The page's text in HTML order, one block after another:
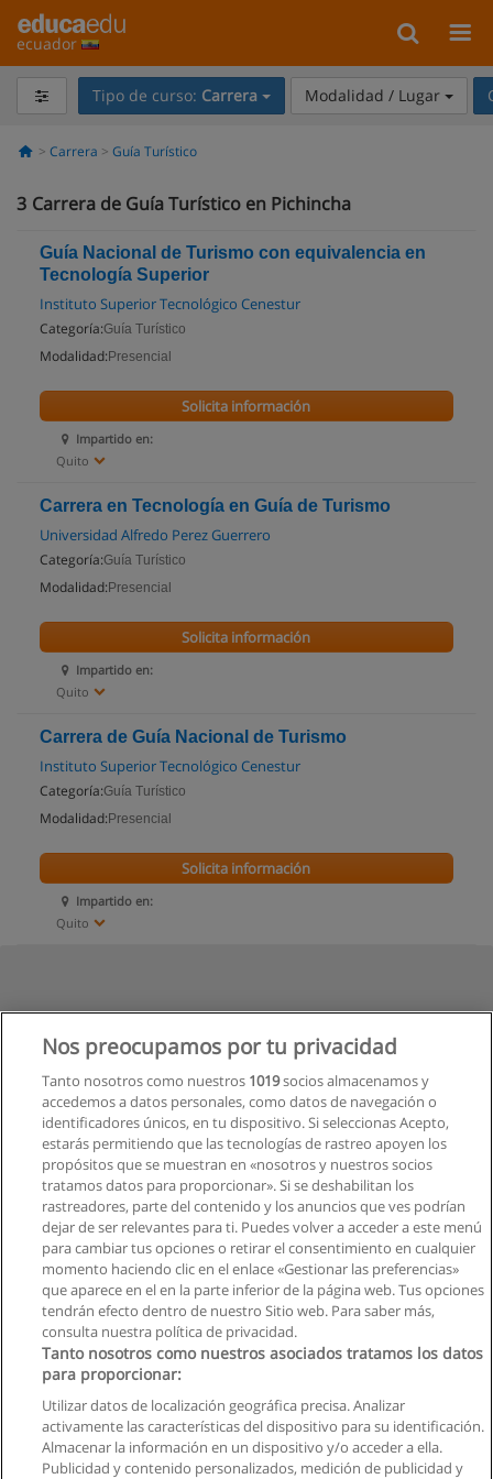
ecuador
Tipo de curso: Carrera Modalidad / Lugar
Carrera Guía Turístico
3 Carrera de Guía Turístico en Pichincha
Guía Nacional de Turismo con equivalencia en
Tecnología Superior
Instituto Superior Tecnológico Cenestur
Categoría:Guía Turístico
Modalidad: Presencial
Impartido en:
Quito
Solicita información
Carrera en Tecnología en Guía de Turismo
Universidad Alfredo Perez Guerrero
Categoría:Guía Turístico
Modalidad: Presencial
Impartido en:
Quito
Solicita información
Carrera de Guía Nacional de Turismo
Instituto Superior Tecnológico Cenestur
Categoría:Guía Turístico
Modalidad: Presencial
Impartido en:
Quito
Solicita información
Reglas de uso
Nos preocupamos por tu privacidad
Tanto nosotros como nuestros 1019socios almacenamos y
accedemos a datos personales, como datos de navegación o
identificadores únicos, en tu dispositivo. Si seleccionas Acepto,
estarás permitiendo que las tecnologías de rastreo apoyen los
propósitos que se muestran en «nosotros y nuestros socios
tratamos datos para proporcionar». Si se deshabilitan los
rastreadores, parte del contenido y los anuncios que ves podrían
dejar de ser relevantes para ti. Puedes volver a acceder a este menú
para cambiar tus opciones o retirar el consentimiento en cualquier
momento haciendo clic en el enlace «Gestionar las preferencias»
que aparece en el en la parte inferior de la página web. Tus opciones
tendrán efecto dentro de nuestro Sitio web. Para saber más,
consulta nuestra política de privacidad.
Tanto nosotros como nuestros asociados tratamos los datos
para proporcionar:
Utilizar datos de localización geográfica precisa. Analizar
activamente las características del dispositivo para su identificación.
Almacenar la información en un dispositivo y/o acceder a ella.
Publicidad y contenido personalizados, medición de publicidad y